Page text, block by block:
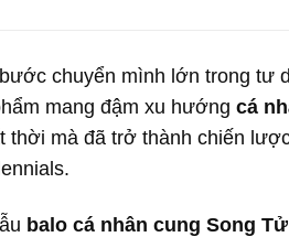
chuyển mình lớn trong tư
mang đậm xu hướng cá
thời mà đã trở thành chiến
balo cá nhân cung Song Tử